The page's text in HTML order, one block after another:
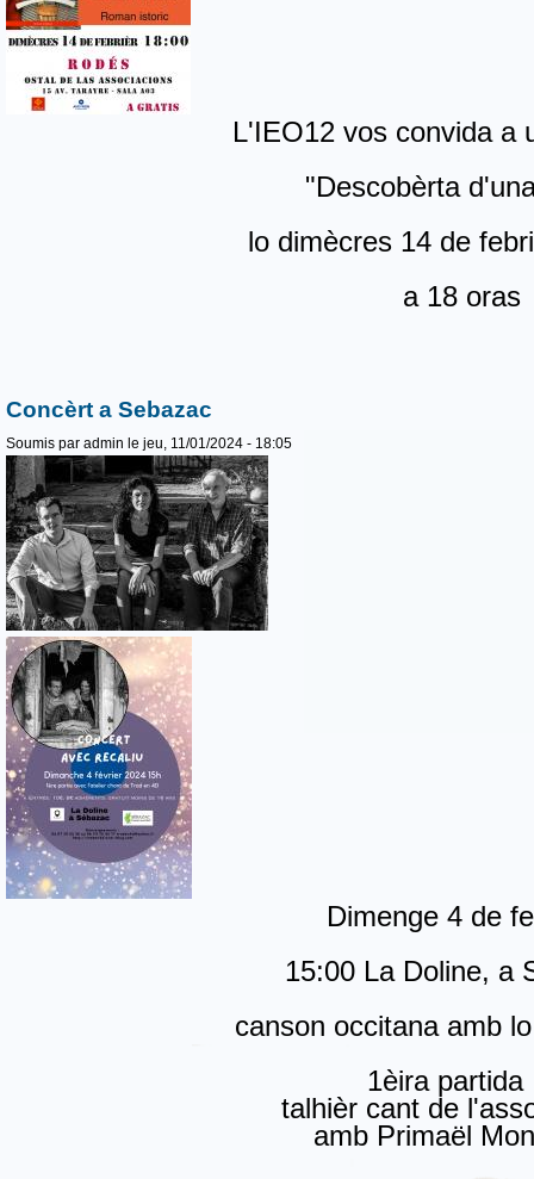
L'IEO12 vos convida a
"Descobèrta
lo dimècres 14 de
a 18 oras
Concèrt a Sebazac
Soumis par admin le jeu, 11/01/2024 - 18:05
Dimenge 4 de
15:00 La Doline, a
canson occitana amb
1èira
talhièr cant de
amb Primaël